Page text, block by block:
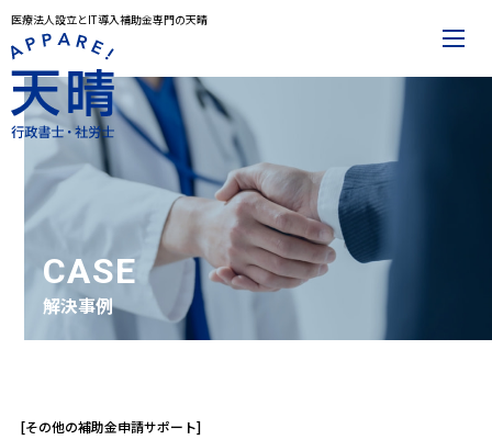
医療法人設立とIT導入補助金専門の天晴
CASE
解決事例
[その他の補助金申請サポート]
メインメニュー
トップページ
事務所案内
代表プロフィール
解決事例
お役立ち記事
お知らせ
お問合せ
サービスメニュー